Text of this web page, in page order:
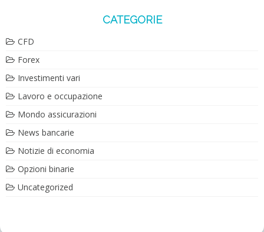
CATEGORIE
CFD
Forex
Investimenti vari
Lavoro e occupazione
Mondo assicurazioni
News bancarie
Notizie di economia
Opzioni binarie
Uncategorized